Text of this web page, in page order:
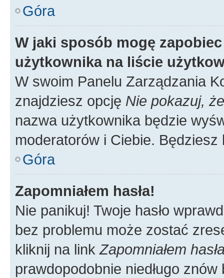
Góra
W jaki sposób mogę
użytkownika na liście
W swoim Panelu Zarządzania
znajdziesz opcję Nie pokazuj,
nazwa użytkownika będzie
moderatorów i Ciebie.
Góra
Zapomniałem hasła!
Nie panikuj! Twoje hasło
bez problemu może zostać
kliknij na link Zapomniałem
prawdopodobnie niedługo